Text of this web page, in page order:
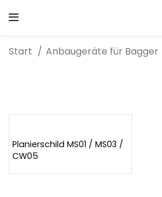
Start Anbaugeräte für Bagger
Planierschild MS01 / MS03 /
CW05